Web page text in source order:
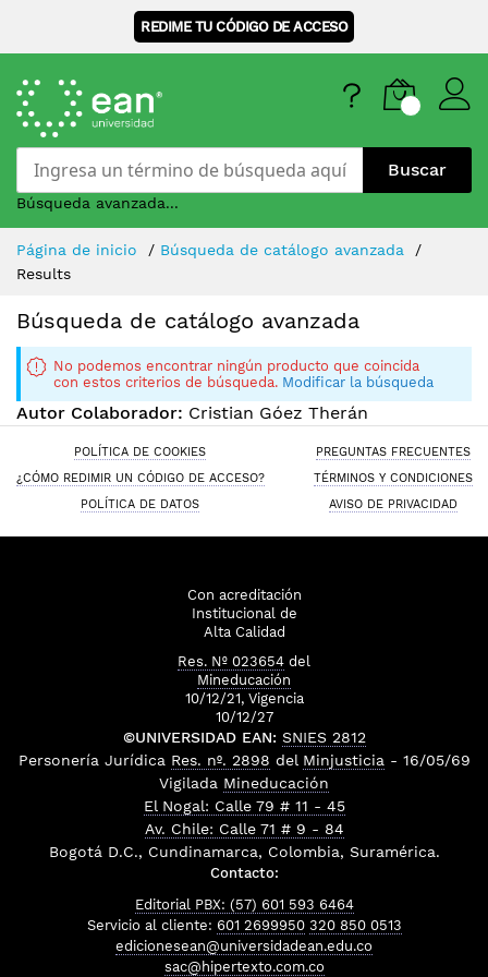
REDIME TU CÓDIGO DE ACCESO
Buscar
Búsqueda avanzada...
Skip
Content
Página de inicio
Búsqueda de catálogo avanzada
Results
Búsqueda de catálogo avanzada
No podemos encontrar ningún producto que coincida
con estos criterios de búsqueda. Modificar la búsqueda
Autor Colaborador: Cristian Góez Therán
POLÍTICA DE COOKIES
PREGUNTAS FRECUENTES
¿CÓMO REDIMIR UN CÓDIGO DE ACCESO?
TÉRMINOS Y CONDICIONES
POLÍTICA DE DATOS
AVISO DE PRIVACIDAD
Con acreditación
Institucional de
Alta Calidad
Res. Nº 023654 del
Mineducación
10/12/21, Vigencia
10/12/27
©UNIVERSIDAD EAN: SNIES 2812
Personería Jurídica Res. nº. 2898 del Minjusticia - 16/05/69
Vigilada Mineducación
El Nogal: Calle 79 # 11 - 45
Av. Chile: Calle 71 # 9 - 84
Bogotá D.C., Cundinamarca, Colombia, Suramérica.
Contacto:
Editorial PBX: (57) 601 593 6464
Servicio al cliente: 601 2699950 320 850 0513
edicionesean@universidadean.edu.co
sac@hipertexto.com.co